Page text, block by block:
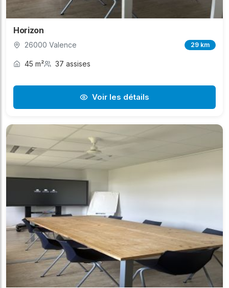
Horizon
26000 Valence 29 km
45 m² 37 assises
Voir les détails